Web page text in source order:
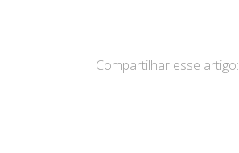
Compartilhar esse artigo: